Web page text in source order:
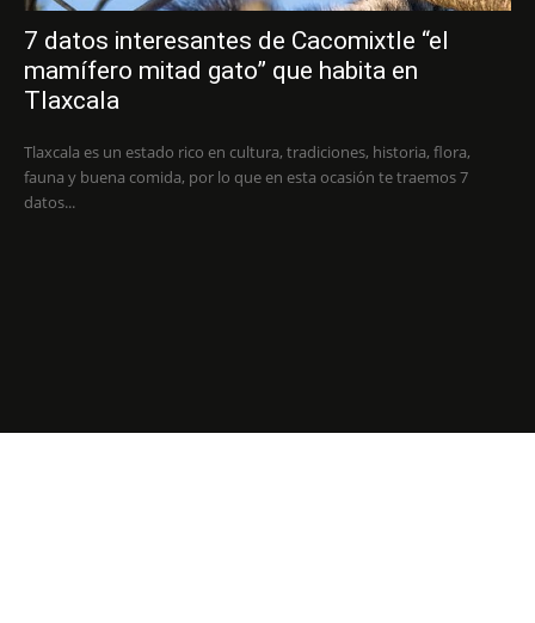
7 datos interesantes de Cacomixtle “el
mamífero mitad gato” que habita en
Tlaxcala
Tlaxcala es un estado rico en cultura, tradiciones, historia, flora,
fauna y buena comida, por lo que en esta ocasión te traemos 7
datos...